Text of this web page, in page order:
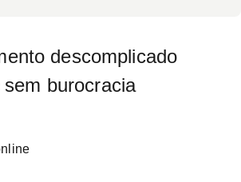
descomplicado
sem burocracia